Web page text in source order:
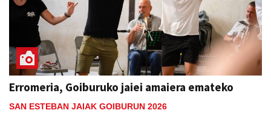
Erromeria, Goiburuko jaiei amaiera emateko
SAN ESTEBAN JAIAK GOIBURUN 2026